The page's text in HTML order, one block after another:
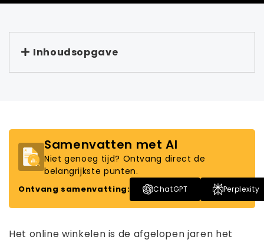
Inhoudsopgave
Samenvatten met AI
Niet genoeg tijd? Ontvang direct de
belangrijkste punten.
Ontvang samenvatting: ChatGPT Perplexity
Het online winkelen is de afgelopen jaren het